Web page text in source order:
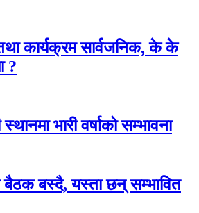
कार्यक्रम सार्वजनिक, के के
?
भारी वर्षाको सम्भावना
बैठक बस्दै, यस्ता छन् सम्भावित